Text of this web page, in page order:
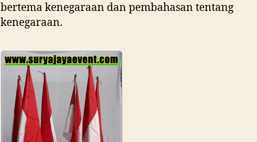
bertema kenegaraan dan pembahasan tentang
kenegaraan.